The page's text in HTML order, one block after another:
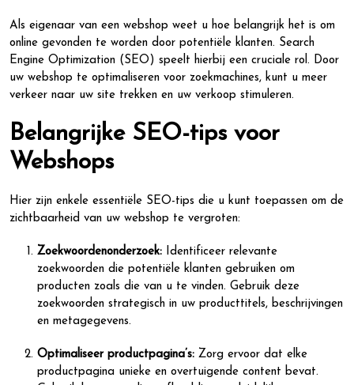
Als eigenaar van een webshop weet u hoe belangrijk het is om
online gevonden te worden door potentiële klanten. Search
Engine Optimization (SEO) speelt hierbij een cruciale rol. Door
uw webshop te optimaliseren voor zoekmachines, kunt u meer
verkeer naar uw site trekken en uw verkoop stimuleren.
Belangrijke SEO-tips voor
Webshops
Hier zijn enkele essentiële SEO-tips die u kunt toepassen om de
zichtbaarheid van uw webshop te vergroten:
Zoekwoordenonderzoek: Identificeer relevante
zoekwoorden die potentiële klanten gebruiken om
producten zoals die van u te vinden. Gebruik deze
zoekwoorden strategisch in uw producttitels, beschrijvingen
en metagegevens.
Optimaliseer productpagina’s: Zorg ervoor dat elke
productpagina unieke en overtuigende content bevat.